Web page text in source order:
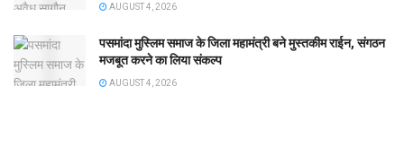
AUGUST 4, 2026
पसमांदा मुस्लिम समाज के जिला महामंत्री बने मुस्तकीम राईन, संगठन
मजबूत करने का लिया संकल्प
AUGUST 4, 2026